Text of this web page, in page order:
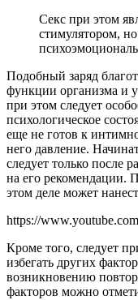
Секс при этом
стимулятором,
Подобный заряд
функции организма и
при этом следует
психологическое
еще не готов к
него давление.
следует только после
на его рекомендации.
этом деле может
https://
Кроме того, следует
избегать других
возникновению
факторов можно